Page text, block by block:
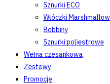
Sznurki ECO
Włóczki Marshmallow
Bobbiny
Sznurki poliestrowe
Wełna czesankowa
Zestawy
Promocje